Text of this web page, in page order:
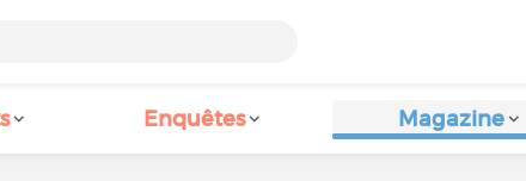
Enquêtes Magazine